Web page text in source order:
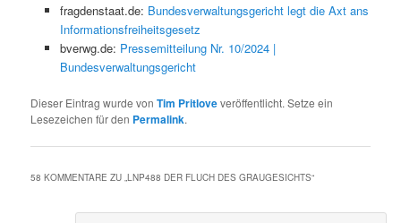
fragdenstaat.de: Bundesverwaltungsgericht legt die Axt ans
Informationsfreiheitsgesetz
bverwg.de: Pressemitteilung Nr. 10/2024 |
Bundesverwaltungsgericht
Dieser Eintrag wurde vonTim Pritloveveröffentlicht. Setze ein
Lesezeichen für den Permalink.
58 KOMMENTARE ZU „LNP488 DER FLUCH DES GRAUGESICHTS“